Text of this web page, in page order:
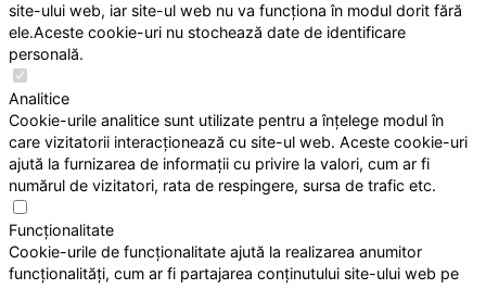
site-ului web, iar site-ul web nu va funcționa în modul dorit fără
ele.Aceste cookie-uri nu stochează date de identificare
personală.
Analitice
Cookie-urile analitice sunt utilizate pentru a înțelege modul în
care vizitatorii interacționează cu site-ul web. Aceste cookie-uri
ajută la furnizarea de informații cu privire la valori, cum ar fi
numărul de vizitatori, rata de respingere, sursa de trafic etc.
Funcționalitate
Cookie-urile de funcționalitate ajută la realizarea anumitor
funcționalități, cum ar fi partajarea conținutului site-ului web pe